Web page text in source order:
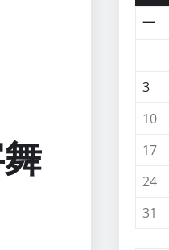
一
3
10
17
24
31